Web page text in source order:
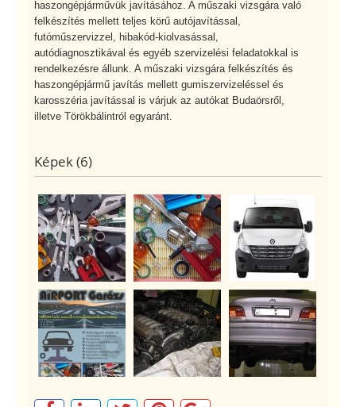
haszongépjárművük javításához. A műszaki vizsgára való
felkészítés mellett teljes körű autójavítással,
futóműszervizzel, hibakód-kiolvasással,
autódiagnosztikával és egyéb szervizelési feladatokkal is
rendelkezésre állunk. A műszaki vizsgára felkészítés és
haszongépjármű javítás mellett gumiszervizeléssel és
karosszéria javítással is várjuk az autókat Budaörsről,
illetve Törökbálintról egyaránt.
Képek (6)